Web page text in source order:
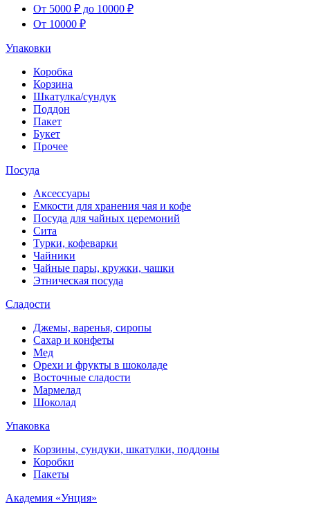
От 5000 ₽ до 10000 ₽
От 10000 ₽
Упаковки
Коробка
Корзина
Шкатулка/сундук
Поддон
Пакет
Букет
Прочее
Посуда
Аксессуары
Емкости для хранения чая и кофе
Посуда для чайных церемоний
Сита
Турки, кофеварки
Чайники
Чайные пары, кружки, чашки
Этническая посуда
Сладости
Джемы, варенья, сиропы
Сахар и конфеты
Мед
Орехи и фрукты в шоколаде
Восточные сладости
Мармелад
Шоколад
Упаковка
Корзины, сундуки, шкатулки, поддоны
Коробки
Пакеты
Академия «Унция»